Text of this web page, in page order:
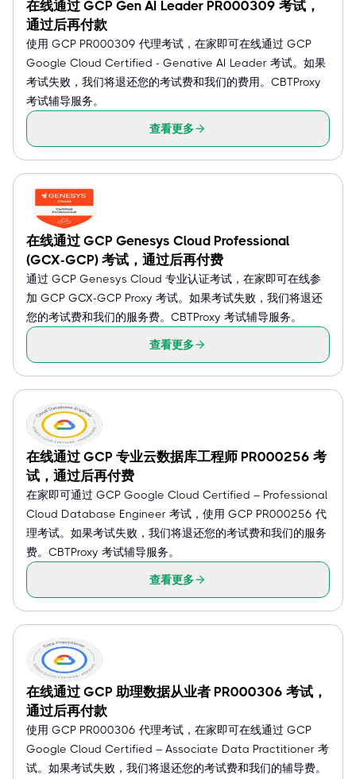
在线通过 GCP Gen AI Leader PR000309 考试，
通过后再付款
使用 GCP PR000309 代理考试，在家即可在线通过 GCP
Google Cloud Certified - Genative AI Leader 考试。如果
考试失败，我们将退还您的考试费和我们的费用。CBTProxy
考试辅导服务。
查看更多
在线通过 GCP Genesys Cloud Professional
(GCX-GCP) 考试，通过后再付费
通过 GCP Genesys Cloud 专业认证考试，在家即可在线参
加 GCP GCX-GCP Proxy 考试。如果考试失败，我们将退还
您的考试费和我们的服务费。CBTProxy 考试辅导服务。
查看更多
在线通过 GCP 专业云数据库工程师 PR000256 考
试，通过后再付费
在家即可通过 GCP Google Cloud Certified – Professional
Cloud Database Engineer 考试，使用 GCP PR000256 代
理考试。如果考试失败，我们将退还您的考试费和我们的服务
费。CBTProxy 考试辅导服务。
查看更多
在线通过 GCP 助理数据从业者 PR000306 考试，
通过后再付款
使用 GCP PR000306 代理考试，在家即可在线通过 GCP
Google Cloud Certified – Associate Data Practitioner 考
试。如果考试失败，我们将退还您的考试费和我们的辅导费。